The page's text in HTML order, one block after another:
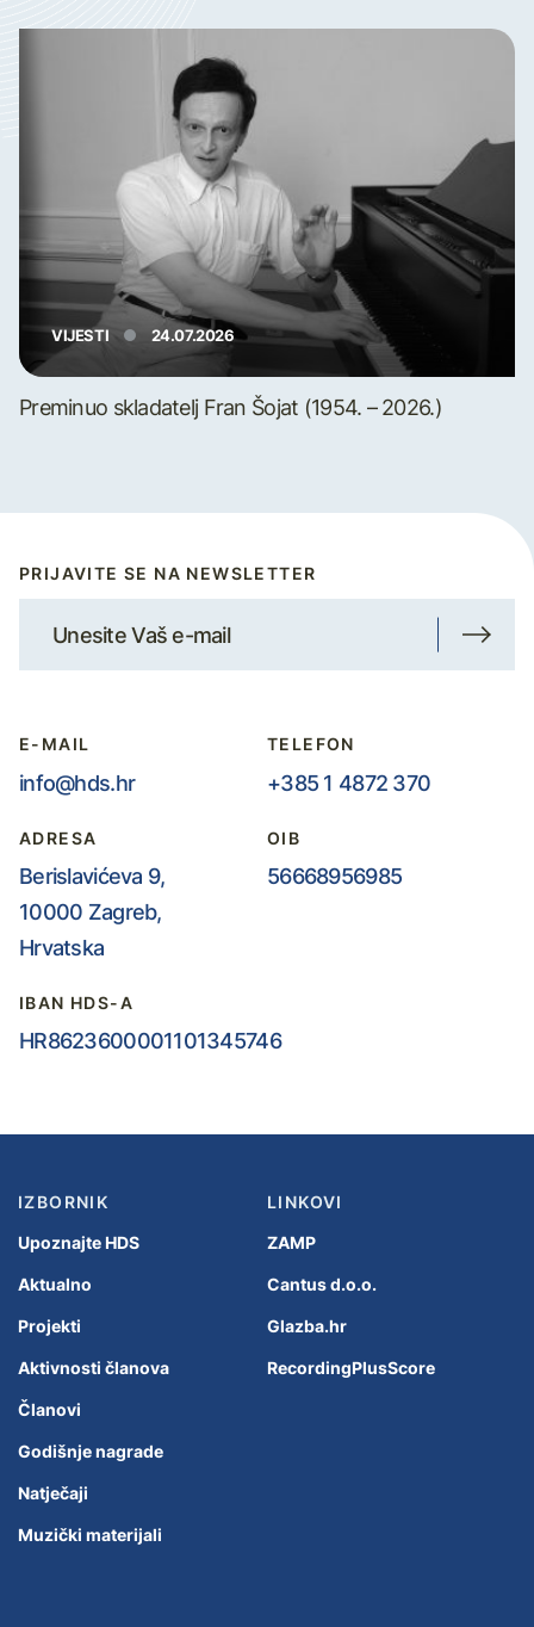
VIJESTI 24.07.2026
Preminuo skladatelj Fran Šojat (1954. – 2026.)
PRIJAVITE SE NA NEWSLETTER
E-MAIL
info@hds.hr
TELEFON
+385 1 4872 370
ADRESA
Berislavićeva 9,
10000 Zagreb,
Hrvatska
OIB
56668956985
IBAN HDS-A
HR8623600001101345746
IZBORNIK
Upoznajte HDS
Aktualno
Projekti
Aktivnosti članova
Članovi
Godišnje nagrade
Natječaji
Muzički materijali
LINKOVI
ZAMP
Cantus d.o.o.
Glazba.hr
RecordingPlusScore